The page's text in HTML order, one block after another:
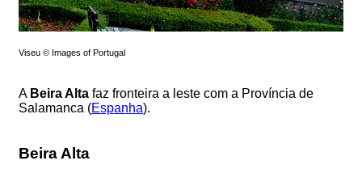
Viseu © Images of Portugal
A Beira Alta faz fronteira a leste com a Província de
Salamanca (Espanha).
Beira Alta